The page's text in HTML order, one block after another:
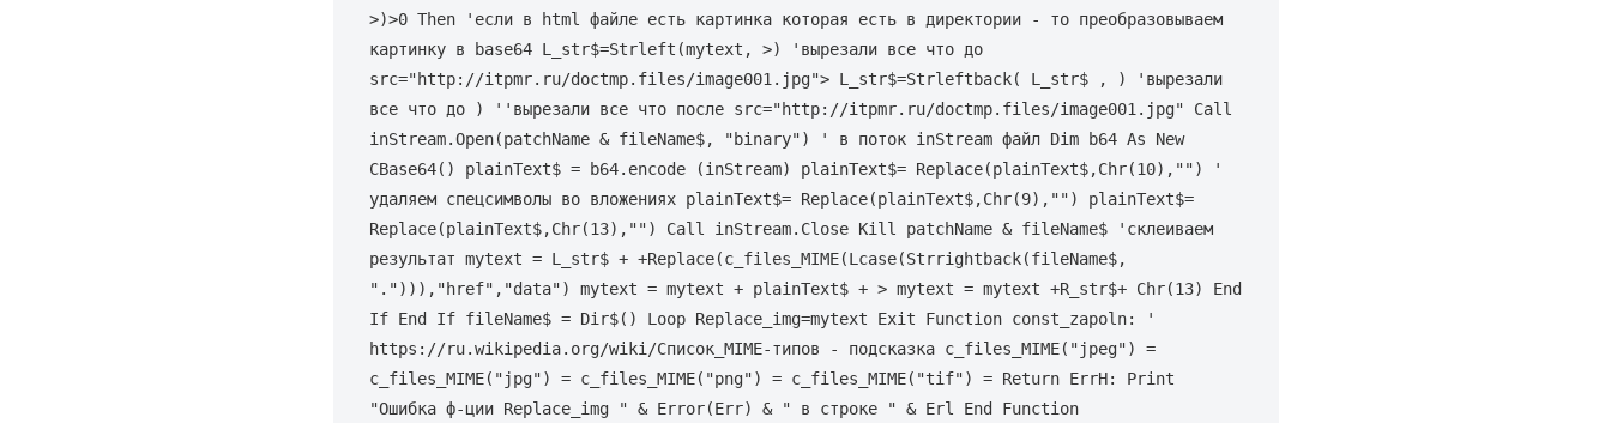
>)>0 Then 'если в html файле есть картинка которая есть в директории - то преобразовываем
картинку в base64 L_str$=Strleft(mytext, >) 'вырезали все что до
src="http://itpmr.ru/doctmp.files/image001.jpg"> L_str$=Strleftback( L_str$ , ) 'вырезали
все что до
) ''вырезали все что после src="http://itpmr.ru/doctmp.files/image001.jpg" Call
inStream.Open(patchName & fileName$, "binary") ' в поток inStream файл Dim b64 As New
CBase64() plainText$ = b64.encode (inStream) plainText$= Replace(plainText$,Chr(10),"") '
удаляем спецсимволы во вложениях plainText$= Replace(plainText$,Chr(9),"") plainText$=
Replace(plainText$,Chr(13),"") Call inStream.Close Kill patchName & fileName$ 'склеиваем
результат mytext = L_str$ + +Replace(c_files_MIME(Lcase(Strrightback(fileName$,
"."))),"href","data") mytext = mytext + plainText$ + > mytext = mytext +R_str$+ Chr(13) End
If End If fileName$ = Dir$() Loop Replace_img=mytext Exit Function const_zapoln: '
https://ru.wikipedia.org/wiki/Список_MIME-типов - подсказка c_files_MIME("jpeg") =
c_files_MIME("jpg") = c_files_MIME("png") = c_files_MIME("tif") = Return ErrH: Print
"Ошибка ф-ции Replace_img " & Error(Err) & " в строке " & Erl End Function